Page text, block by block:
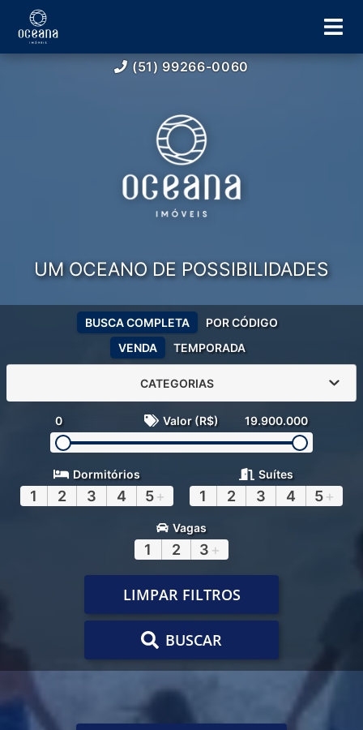
(51) 99266-0060
UM OCEANO DE POSSIBILIDADES
VENDA TEMPORADA
BUSCA COMPLETA POR CÓDIGO
CATEGORIAS
0 Valor (R$) 19.900.000
Dormitórios
1 2 3 4 5+
Suítes
1 2 3 4 5+
Vagas
1 2 3 +
LIMPAR FILTROS
BUSCAR